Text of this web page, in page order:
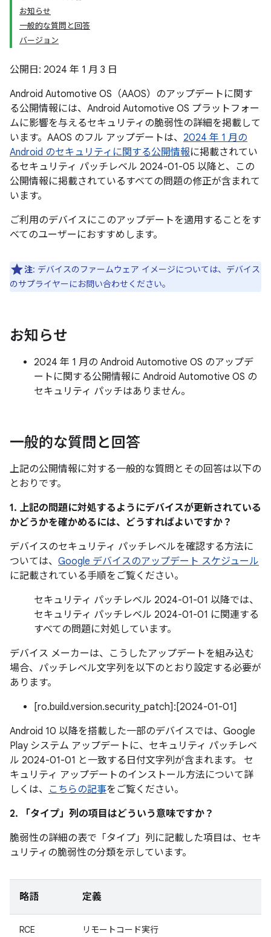
お知らせ
一般的な質問と回答
バージョン
公開日: 2024 年 1 月 3 日
Android Automotive OS（AAOS）のアップデートに関す
る公開情報には、Android Automotive OS プラットフォー
ムに影響を与えるセキュリティの脆弱性の詳細を掲載して
います。AAOS のフル アップデートは、 2024 年 1 月の
Android のセキュリティに関する公開情報に掲載されてい
るセキュリティ パッチレベル 2024-01-05 以降と、この
公開情報に掲載されているすべての問題の修正が含まれて
います。
ご利用のデバイスにこのアップデートを適用することをす
べてのユーザーにおすすめします。
注: デバイスのファームウェア イメージについては、デバイス
のサプライヤーにお問い合わせください。
お知らせ
2024 年 1 月の Android Automotive OS のアップデ
ートに関する公開情報に Android Automotive OS の
セキュリティ パッチはありません。
一般的な質問と回答
上記の公開情報に対する一般的な質問とその回答は以下の
とおりです。
1. 上記の問題に対処するようにデバイスが更新されている
かどうかを確かめるには、どうすればよいですか？
デバイスのセキュリティ パッチレベルを確認する方法に
ついては、 Google デバイスのアップデート スケジュール
に記載されている手順をご覧ください。
セキュリティ パッチレベル 2024-01-01 以降では、
セキュリティ パッチレベル 2024-01-01 に関連する
すべての問題に対処しています。
デバイス メーカーは、こうしたアップデートを組み込む
場合、パッチレベル文字列を以下のとおり設定する必要が
あります。
[ro.build.version.security_patch]:[2024-01-01]
Android 10 以降を搭載した一部のデバイスでは、Google
Play システム アップデートに、セキュリティ パッチレベ
ル 2024-01-01 と一致する日付文字列が含まれます。 セ
キュリティ アップデートのインストール方法について詳
しくは、 こちらの記事をご覧ください。
2. 「タイプ」 列の項目はどういう意味ですか？
脆弱性の詳細の表で「タイプ」 列に記載した項目は、セキ
ュリティの脆弱性の分類を示しています。
略語 定義
RCE リモートコード実行